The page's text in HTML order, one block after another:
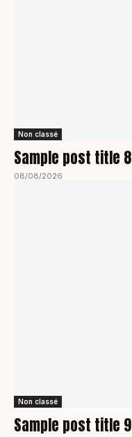
Non classé
Sample post title 8
08/08/2026
Non classé
Sample post title 9